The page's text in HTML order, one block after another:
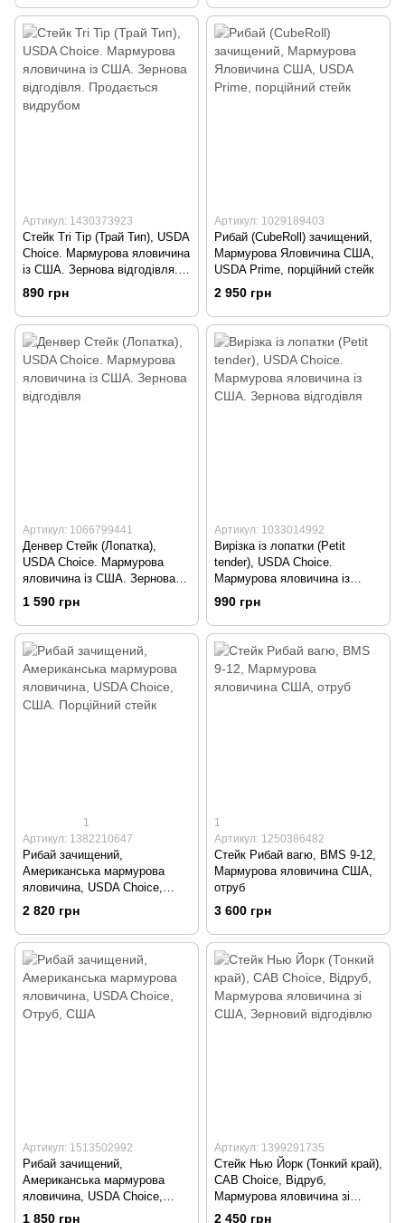
Артикул: 1430373923
Стейк Tri Tip (Трай Тип), USDA
Choice. Мармурова яловичина
із США. Зернова відгодівля.
Продається видрубом
890 грн
Артикул: 1029189403
Рибай (CubeRoll) зачищений,
Мармурова Яловичина США,
USDA Prime, порційний стейк
2 950 грн
Артикул: 1066799441
Денвер Стейк (Лопатка),
USDA Choice. Мармурова
яловичина із США. Зернова
відгодівля
1 590 грн
Артикул: 1033014992
Вирізка із лопатки (Petit
tender), USDA Choice.
Мармурова яловичина із
США. Зернова відгодівля
990 грн
1
Артикул: 1382210647
Рибай зачищений,
Американська мармурова
яловичина, USDA Choice,
США. Порційний стейк
2 820 грн
1
Артикул: 1250386482
Стейк Рибай вагю, BMS 9-12,
Мармурова яловичина США,
отруб
3 600 грн
Артикул: 1513502992
Рибай зачищений,
Американська мармурова
яловичина, USDA Choice,
Отруб, США
1 850 грн
Артикул: 1399291735
Стейк Нью Йорк (Тонкий край),
CAB Choice, Відруб,
Мармурова яловичина зі
США, Зерновий відгодівлю
2 450 грн